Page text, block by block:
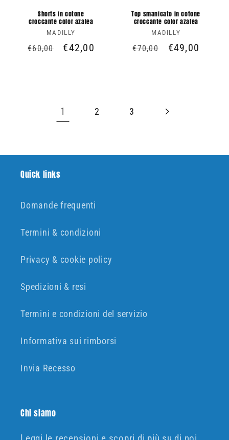
Shorts in cotone
croccante color azalea
Produttore:
MADILLY
Prezzo
€60,00
Prezzo
€42,00
Top smanicato in cotone
croccante color azalea
Produttore:
MADILLY
Prezzo
€70,00
Prezzo
€49,00
1 2 3
Quick links
Domande frequenti
Termini & condizioni
Privacy & cookie policy
Spedizioni & resi
Termini e condizioni del servizio
Informativa sui rimborsi
Invia Recesso
Chi siamo